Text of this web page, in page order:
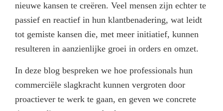
nieuwe kansen te creëren. Veel mensen zijn echter te
passief en reactief in hun klantbenadering, wat leidt
tot gemiste kansen die, met meer initiatief, kunnen
resulteren in aanzienlijke groei in orders en omzet.
In deze blog bespreken we hoe professionals hun
commerciële slagkracht kunnen vergroten door
proactiever te werk te gaan, en geven we concrete